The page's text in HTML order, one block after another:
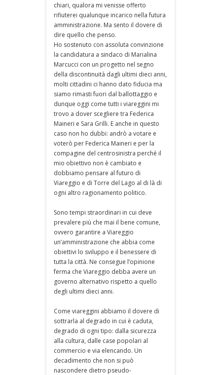
chiari, qualora mi venisse offerto
rifiuterei qualunque incarico nella futura
amministrazione. Ma sento il dovere di
dire quello che penso.
Ho sostenuto con assoluta convinzione
la candidatura a sindaco di Marialina
Marcucci con un progetto nel segno
della discontinuità dagli ultimi dieci anni,
molti cittadini ci hanno dato fiducia ma
siamo rimasti fuori dal ballottaggio e
dunque oggi come tutti i viareggini mi
trovo a dover scegliere tra Federica
Maineri e Sara Grilli. E anche in questo
caso non ho dubbi: andrò a votare e
voterò per Federica Maineri e per la
compagine del centrosinistra perché il
mio obiettivo non è cambiato e
dobbiamo pensare al futuro di
Viareggio e di Torre del Lago al di là di
ogni altro ragionamento politico.
Sono tempi straordinari in cui deve
prevalere più che mai il bene comune,
ovvero garantire a Viareggio
un’amministrazione che abbia come
obiettivi lo sviluppo e il benessere di
tutta la città. Ne consegue l’opinione
ferma che Viareggio debba avere un
governo alternativo rispetto a quello
degli ultimi dieci anni.
Come viareggini abbiamo il dovere di
sottrarla al degrado in cui è caduta,
degrado di ogni tipo: dalla sicurezza
alla cultura, dalle case popolari al
commercio e via elencando. Un
decadimento che non si può
nascondere dietro pseudo-